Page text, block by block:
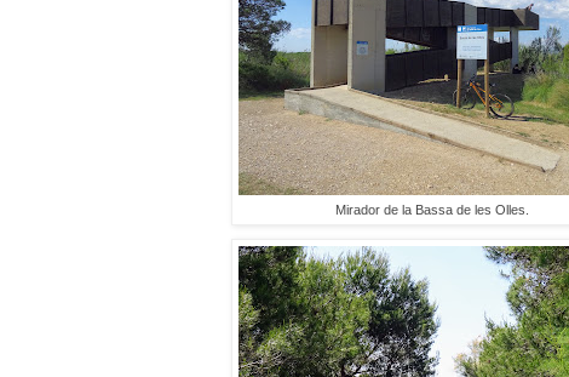
Mirador de la Bassa de les Olles.